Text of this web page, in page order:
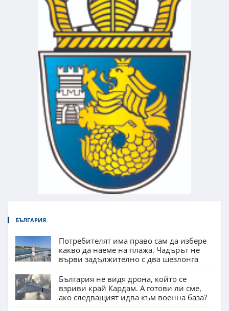
БЪЛГАРИЯ
Потребителят има право сам да избере
какво да наеме на плажа. Чадърът не
върви задължително с два шезлонга
България не видя дрона, който се
взриви край Кардам. А готови ли сме,
ако следващият идва към военна база?